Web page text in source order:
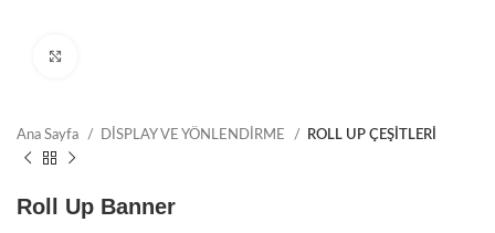
Ana Sayfa DİSPLAY VE YÖNLENDİRME ROLL UP ÇEŞİTLERİ
Roll Up Banner